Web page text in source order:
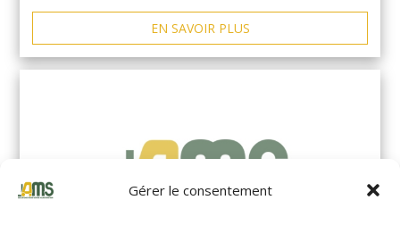
Gérer le consentement
EN SAVOIR PLUS